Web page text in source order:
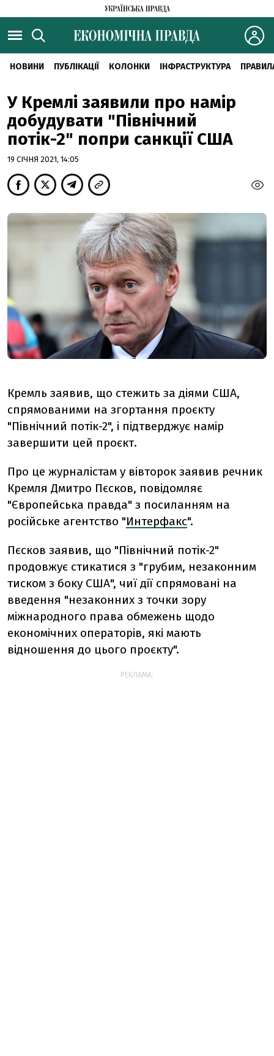
НОВИНИ ПУБЛІКАЦІЇ КОЛОНКИ ІНФРАСТРУКТУРА
У Кремлі заявили про намір
добудувати "Північний
потік-2" попри санкції США
19 СІЧНЯ 2021, 14:05
Кремль заявив, що стежить за діями США,
спрямованими на згортання проєкту
"Північний потік-2", і підтверджує намір
завершити цей проєкт.
Про це журналістам у вівторок заявив речник
Кремля Дмитро Пєсков, повідомляє
"Європейська правда" з посиланням на
російське агентство "Интерфакс".
Пєсков заявив, що "Північний потік-2"
продовжує стикатися з "грубим, незаконним
тиском з боку США", чиї дії спрямовані на
введення "незаконних з точки зору
міжнародного права обмежень щодо
економічних операторів, які мають
відношення до цього проєкту".
РЕКЛАМА: